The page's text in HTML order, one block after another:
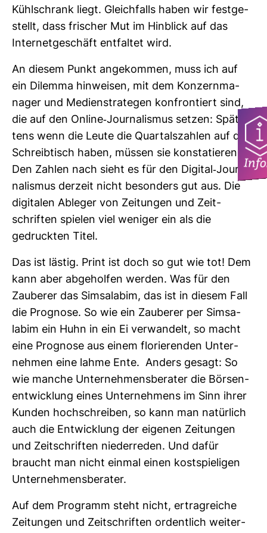
Kühl­schrank liegt. Gleich­falls haben wir fest­ge­
stellt, dass fri­scher Mut im Hin­blick auf das
Inter­net­ge­schäft ent­faltet wird.
An diesem Punkt ange­kommen, muss ich auf
ein Dilemma hin­weisen, mit dem Kon­zern­ma­
nager und Medi­en­st­ra­tegen kon­fron­tiert sind,
die auf den Online-​Jour­na­lismus setzen: Spä­tes­
tens wenn die Leute die Quar­tals­zahlen auf dem
Schreib­tisch haben, müssen sie kon­sta­tieren:
Den Zahlen nach sieht es für den Digital-​Jour­
na­lismus der­zeit nicht beson­ders gut aus. Die
digi­talen Ableger von Zei­tungen und Zeit­
schriften spielen viel weniger ein als die
gedruckten Titel.
Das ist lästig. Print ist doch so gut wie tot! Dem
kann aber abge­holfen werden. Was für den
Zau­berer das Sim­sa­labim, das ist in diesem Fall
die Pro­gnose. So wie ein Zau­berer per Sim­sa­
labim ein Huhn in ein Ei ver­wan­delt, so macht
eine Pro­gnose aus einem flo­rie­renden Unter­
nehmen eine lahme Ente. Anders gesagt: So
wie manche Unter­neh­mens­be­rater die Bör­sen­
ent­wick­lung eines Unter­neh­mens im Sinn ihrer
Kunden hoch­schreiben, so kann man natür­lich
auch die Ent­wick­lung der eigenen Zei­tungen
und Zeit­schriften nie­der­reden. Und dafür
braucht man nicht einmal einen kost­spie­ligen
Unter­neh­mens­be­rater.
Auf dem Pro­gramm steht nicht, ertrag­reiche
Zei­tungen und Zeit­schriften ordent­lich wei­ter­